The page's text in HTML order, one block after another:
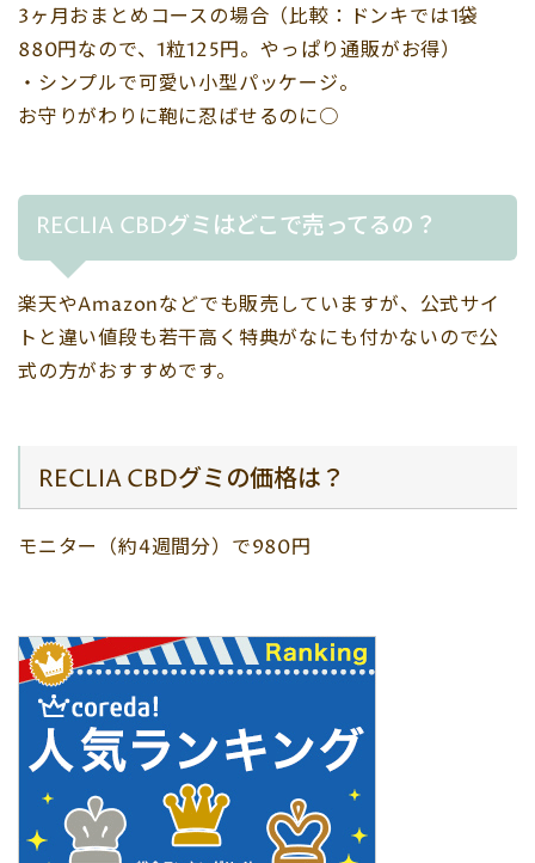
3ヶ月おまとめコースの場合（比較：ドンキでは1袋
880円なので、1粒125円。やっぱり通販がお得）
・シンプルで可愛い小型パッケージ。
お守りがわりに鞄に忍ばせるのに○
RECLIA CBDグミはどこで売ってるの？
楽天やAmazonなどでも販売していますが、公式サイ
トと違い値段も若干高く特典がなにも付かないので公
式の方がおすすめです。
RECLIA CBDグミの価格は？
モニター（約4週間分）で980円